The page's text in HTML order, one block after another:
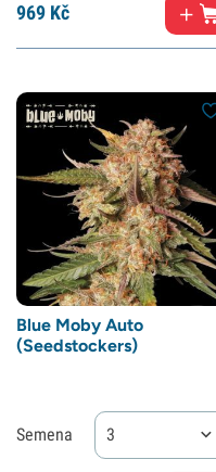
969 Kč
Blue Moby Auto
(Seedstockers)
Semena 3